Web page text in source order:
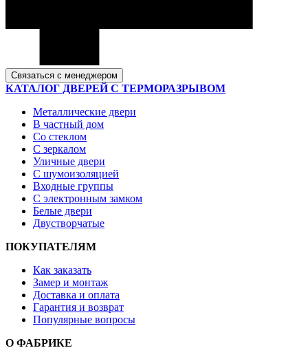
Связаться с менеджером
КАТАЛОГ ДВЕРЕЙ С ТЕРМОРАЗРЫВОМ
Металлические двери
В частный дом
Со стеклом
С зеркалом
Уличные двери
С шумоизоляцией
Входные группы
С электронным замком
Белые двери
Двустворчатые
ПОКУПАТЕЛЯМ
Как заказать
Замер и монтаж
Доставка и оплата
Гарантия и возврат
Популярные вопросы
О ФАБРИКЕ